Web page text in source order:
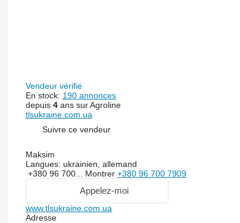
Vendeur vérifié
En stock: 190 annonces
depuis 4ans sur Agroline
tlsukraine.com.ua
Suivre ce vendeur
Maksim
Langues: ukrainien, allemand
+380 96 700... Montrer +380 96 700 7909
Appelez-moi
www.tlsukraine.com.ua
Adresse